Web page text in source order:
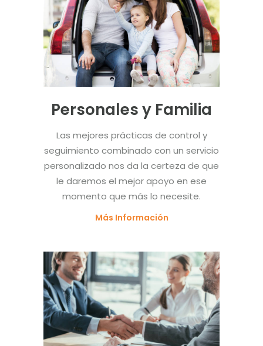
Personales y Familia
Las mejores prácticas de control y
seguimiento combinado con un servicio
personalizado nos da la certeza de que
le daremos el mejor apoyo en ese
momento que más lo necesite.
Más Información